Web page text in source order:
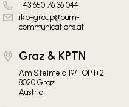
+43 650 76 36 044
ikp-group@burn-
communications.at
Graz & KPTN
Am Steinfeld 19/TOP 1+2
8020 Graz
Austria